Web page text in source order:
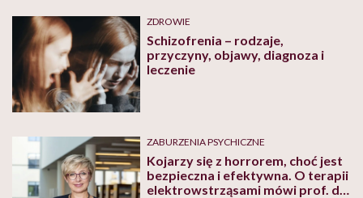
ZDROWIE
Schizofrenia – rodzaje,
przyczyny, objawy, diagnoza i
leczenie
ZABURZENIA PSYCHICZNE
Kojarzy się z horrorem, choć jest
bezpieczna i efektywna. O terapii
elektrowstrząsami mówi prof. dr